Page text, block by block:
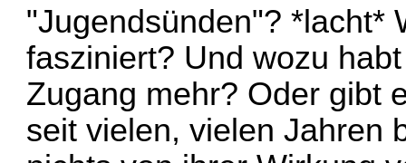
"Jugendsünden"? *lacht*
fasziniert? Und wozu
Zugang mehr? Oder gibt
seit vielen, vielen Jahren